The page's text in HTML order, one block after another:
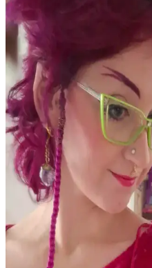
Kuru cilt ve hEDS gibi
çizgilenmesi sorunları, doğru
önlenebilir. Nemlendirme ve
Güncel Eyeliner
Makyajındaki Rolü
Eyeliner trendleri, yoğun
görünüme yöneliyor. Jel ve
göz farı uygulamaları ön planda.
makyajda fark yaratıyor.
PCOS Kaynaklı Çene
Tedavi ve Bakım
Polikistik Over Sendromu
oluşan kalın tüyler, batık kıllar
epilasyon ve uygun cilt bakımı
alınmaktadır.